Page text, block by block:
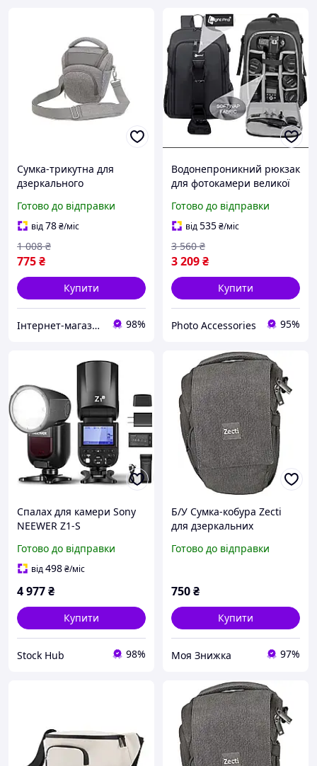
Сумка-трикутна для
дзеркального
ременем і дощовиком
Сірий ( код: IBF079S )
Готово до відправки
від78₴/міс
775₴
1 008 ₴
Купити
Інтернет-магазин "InterBag" 98%
Водонепроникний рюкзак
для фотокамери великої
дзеркальної фотокамери
з дощовиком для Canon,
Nikon, Sony
Готово до відправки
від535₴/міс
3 209₴
3 560 ₴
Купити
Photo Accessories 95%
Спалах для камери Sony
NEEWER Z1-S
цифрових дзеркальних
фотокамер Sony
Готово до відправки
від498₴/міс
4 977₴
Купити
Stock Hub 98%
Б/У Сумка-кобура Zecti
для дзеркальних
Готово до відправки
750₴
Купити
Моя Знижка 97%